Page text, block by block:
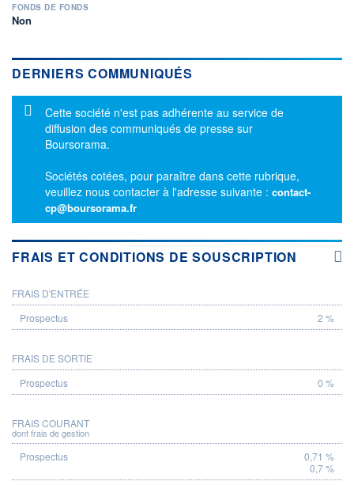
FONDS DE FONDS
Non
DERNIERS COMMUNIQUÉS
Message d'information
Cette société n'est pas adhérente au service de
diffusion des communiqués de presse sur
Boursorama.
Sociétés cotées, pour paraître dans cette rubrique,
veuillez nous contacter à l'adresse suivante : contact-
cp@boursorama.fr
FRAIS ET CONDITIONS DE SOUSCRIPTION
PROSPECTUS
FRAIS D'ENTRÉE
2 %
FRAIS DE SORTIE
0 %
FRAIS COURANT
dont frais de gestion
0,71 %
0,7 %